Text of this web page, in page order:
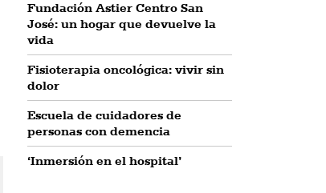
Fundación Astier Centro San
José: un hogar que devuelve la
vida
Fisioterapia oncológica: vivir sin
dolor
Escuela de cuidadores de
personas con demencia
‘Inmersión en el hospital’